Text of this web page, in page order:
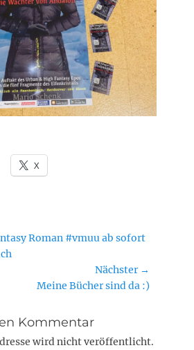
X
Roman #vmuu ab sofort
Nächster →
Meine Bücher sind da :)
Kommentar
wird nicht veröffentlicht.